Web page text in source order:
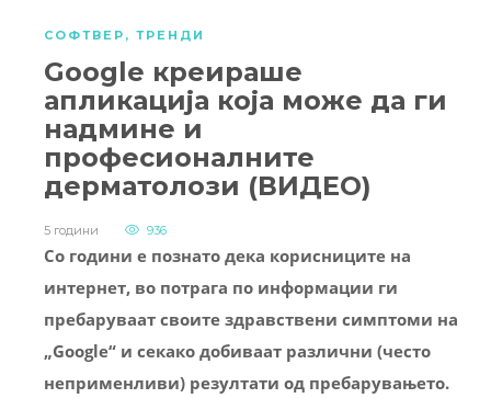
СОФТВЕР , ТРЕНДИ
Google креираше
апликација која може да ги
надмине и
професионалните
дерматолози (ВИДЕО)
5 години 936
Со години е познато дека корисниците на
интернет, во потрага по информации ги
пребаруваат своите здравствени симптоми на
„Google“ и секако добиваат различни (често
неприменливи) резултати од пребарувањето.